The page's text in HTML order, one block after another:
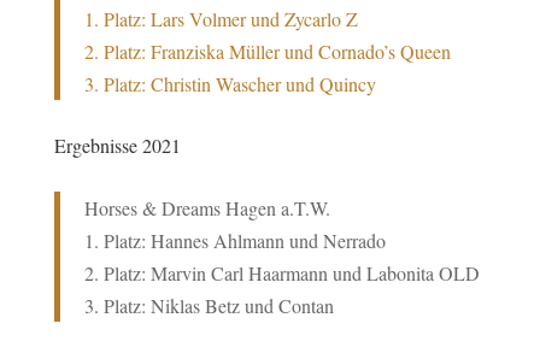
1. Platz: Lars Volmer und Zycarlo Z
2. Platz: Franziska Müller und Cornado’s Queen
3. Platz: Christin Wascher und Quincy
Ergebnisse 2021
Horses & Dreams Hagen a.T.W.
1. Platz: Hannes Ahlmann und Nerrado
2. Platz: Marvin Carl Haarmann und Labonita OLD
3. Platz: Niklas Betz und Contan